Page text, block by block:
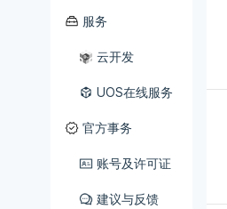
服务
云开发
UOS在线服务
官方事务
账号及许可证
建议与反馈